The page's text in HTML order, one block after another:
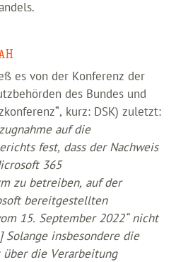
es von der Konferenz der
des Bundes und
kurz: DSK) zuletzt:
auf die
fest, dass der Nachweis
365
zu betreiben, auf der
bereitgestellten
15. September 2022“ nicht
insbesondere die
über die Verarbeitung